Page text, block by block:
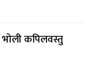
भोली कपिलवस्तु